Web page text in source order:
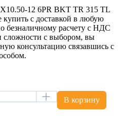
12 6PR BKT TR 315 TL
с доставкой в любую
безналичному расчету с НДС
сложности с выбором, вы
консультацию связавшись с
В корзину